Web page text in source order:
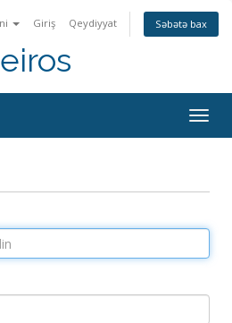
Giriş Qeydiyyat Səbətə bax